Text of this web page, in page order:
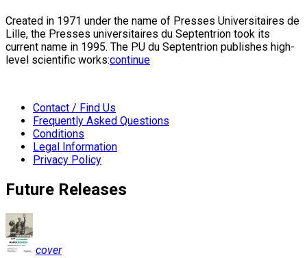
Created in 1971 under the name of Presses Universitaires de
Lille, the Presses universitaires du Septentrion took its
current name in 1995. The PU du Septentrion publishes high-
level scientific works:continue
Contact / Find Us
Frequently Asked Questions
Conditions
Legal Information
Privacy Policy
Future Releases
cover